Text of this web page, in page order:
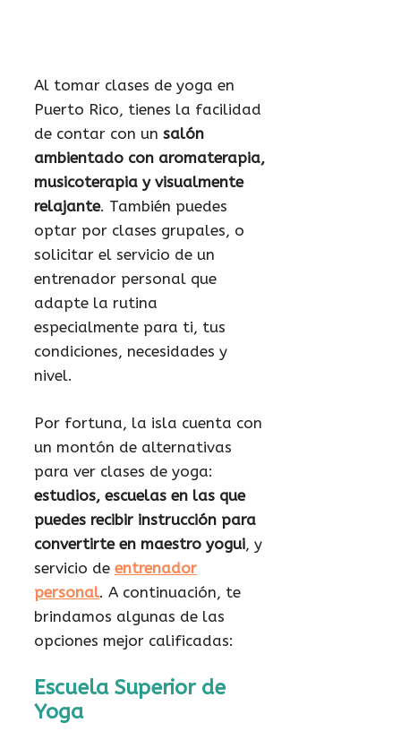
Al tomar clases de yoga en
Puerto Rico, tienes la facilidad
de contar con un salón
ambientado con aromaterapia,
musicoterapia y visualmente
relajante. También puedes
optar por clases grupales, o
solicitar el servicio de un
entrenador personal que
adapte la rutina
especialmente para ti, tus
condiciones, necesidades y
nivel.
Por fortuna, la isla cuenta con
un montón de alternativas
para ver clases de yoga:
estudios, escuelas en las que
puedes recibir instrucción para
convertirte en maestro yogui, y
servicio de entrenador
personal. A continuación, te
brindamos algunas de las
opciones mejor calificadas:
Escuela Superior de
Yoga